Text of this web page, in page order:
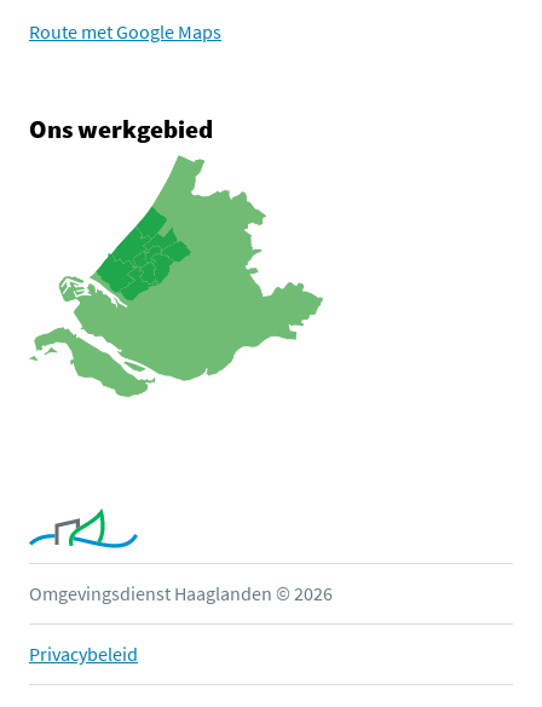
Route met Google Maps
Ons werkgebied
Omgevingsdienst Haaglanden © 2026
Privacybeleid